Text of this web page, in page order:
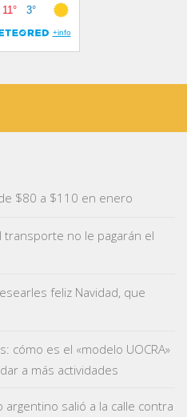
$80 a $110 en enero
no le pagarán el
feliz Navidad, que
cómo es el «modelo UOCRA»
a más actividades
argentino salió a la calle contra